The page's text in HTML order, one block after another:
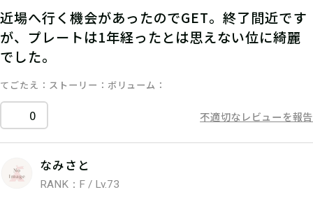
近場へ行く機会があったのでGET。終了間近です
が、プレートは1年経ったとは思えない位に綺麗
でした。
てごたえ ストーリー ボリューム
0 不適切なレビューを報告
なみさと
RANK：F / Lv.73